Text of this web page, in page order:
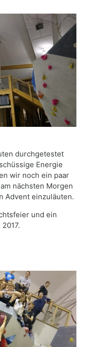
durchgetestet
Energie
wir noch ein paar
nächsten Morgen
Advent einzuläuten.
und ein